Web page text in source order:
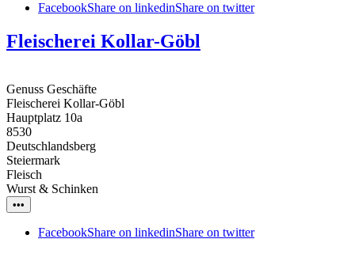
FacebookShare on linkedinShare on twitter
Fleischerei Kollar-Göbl
Genuss Geschäfte
Fleischerei Kollar-Göbl
Hauptplatz 10a
8530
Deutschlandsberg
Steiermark
Fleisch
Wurst & Schinken
•••
FacebookShare on linkedinShare on twitter